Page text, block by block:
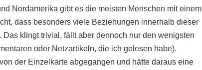
Nordamerika gibt es die meisten Menschen mit einem
dass besonders viele Beziehungen innerhalb dieser
klingt trivial, fällt aber dennoch nur den wenigsten
oder Netzartikeln, die ich gelesen habe).
der Einzelkarte abgegangen und hätte daraus eine